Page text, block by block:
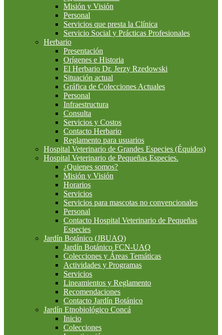
Misión y Visión
Personal
Servicios que presta la Clínica
Servicio Social y Prácticas Profesionales
Herbario
Presentación
Orígenes e Historia
El Herbario Dr. Jerzy Rzedowski
Situación actual
Gráfica de Colecciones Actuales
Personal
Infraestructura
Consulta
Servicios y Costos
Contacto Herbario
Reglamento para usuarios
Hospital Veterinario de Grandes Especies (Équidos)
Hospital Veterinario de Pequeñas Especies.
¿Quienes somos?
Misión y Visión
Horarios
Servicios
Servicios para mascotas no convencionales
Personal
Contacto Hospital Veterinario de Pequeñas
Especies
Jardín Botánico (JBUAQ)
Jardín Botánico FCN-UAQ
Colecciones y Áreas Temáticas
Actividades y Programas
Servicios
Lineamientos y Reglamento
Recomendaciones
Contacto Jardín Botánico
Jardín Etnobiológico Concá
Inicio
Colecciones